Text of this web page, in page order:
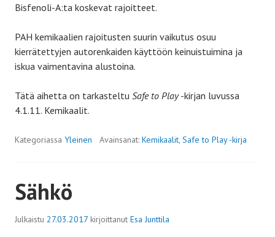
Bisfenoli-A:ta koskevat rajoitteet.
PAH kemikaalien rajoitusten suurin vaikutus osuu
kierrätettyjen autorenkaiden käyttöön keinuistuimina ja
iskua vaimentavina alustoina.
Tätä aihetta on tarkasteltu Safe to Play-kirjan luvussa
4.1.11. Kemikaalit.
Kategoriassa Yleinen Avainsanat: Kemikaalit, Safe to Play -kirja
Sähkö
Julkaistu 27.03.2017 kirjoittanut Esa Junttila